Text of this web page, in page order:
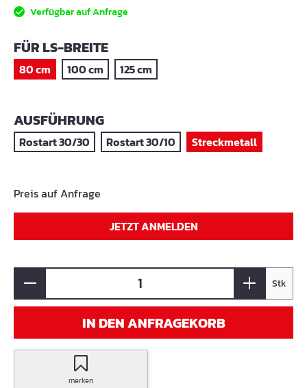
Verfügbar auf Anfrage
FÜR LS-BREITEAUSWÄHLEN
80 cm 100 cm 125 cm
AUSFÜHRUNGAUSWÄHLEN
Rostart 30/30 Rostart 30/10 Streckmetall
Preis auf Anfrage
JETZT ANMELDEN
Stk
IN DEN ANFRAGEKORB
merken